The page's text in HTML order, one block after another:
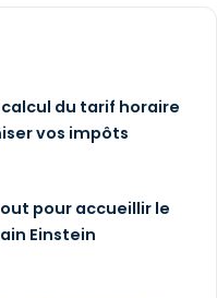
du tarif horaire
vos impôts
pour accueillir le
Einstein